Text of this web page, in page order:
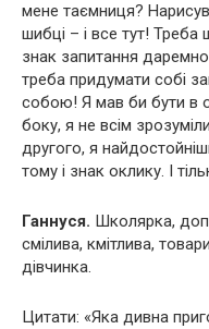
мене таємниця?
шибці – і все тут!
знак запитання
треба придумати собі
собою! Я мав би бути в
боку, я не всім
другого, я
тому і знак оклику. І
Ганнуся. Школярка,
смілива, кмітлива,
дівчинка.
Цитати: «Яка дивна